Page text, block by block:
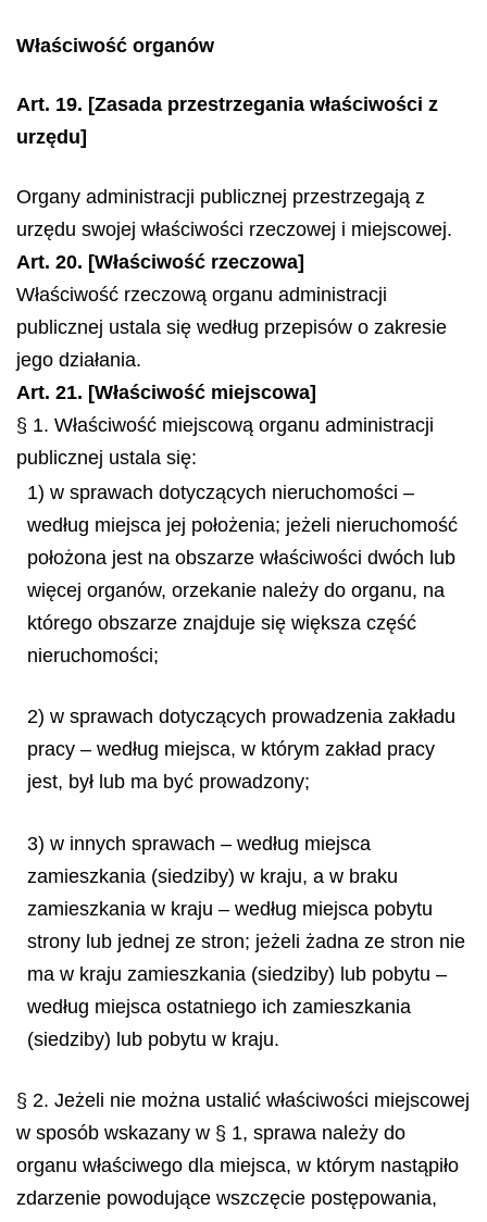
Właściwość organów
Art. 19. [Zasada przestrzegania właściwości z
urzędu]
Organy administracji publicznej przestrzegają z
urzędu swojej właściwości rzeczowej i miejscowej.
Art. 20. [Właściwość rzeczowa]
Właściwość rzeczową organu administracji
publicznej ustala się według przepisów o zakresie
jego działania.
Art. 21. [Właściwość miejscowa]
§ 1. Właściwość miejscową organu administracji
publicznej ustala się:
1) w sprawach dotyczących nieruchomości –
według miejsca jej położenia; jeżeli nieruchomość
położona jest na obszarze właściwości dwóch lub
więcej organów, orzekanie należy do organu, na
którego obszarze znajduje się większa część
nieruchomości;
2) w sprawach dotyczących prowadzenia zakładu
pracy – według miejsca, w którym zakład pracy
jest, był lub ma być prowadzony;
3) w innych sprawach – według miejsca
zamieszkania (siedziby) w kraju, a w braku
zamieszkania w kraju – według miejsca pobytu
strony lub jednej ze stron; jeżeli żadna ze stron nie
ma w kraju zamieszkania (siedziby) lub pobytu –
według miejsca ostatniego ich zamieszkania
(siedziby) lub pobytu w kraju.
§ 2. Jeżeli nie można ustalić właściwości miejscowej
w sposób wskazany w § 1, sprawa należy do
organu właściwego dla miejsca, w którym nastąpiło
zdarzenie powodujące wszczęcie postępowania,